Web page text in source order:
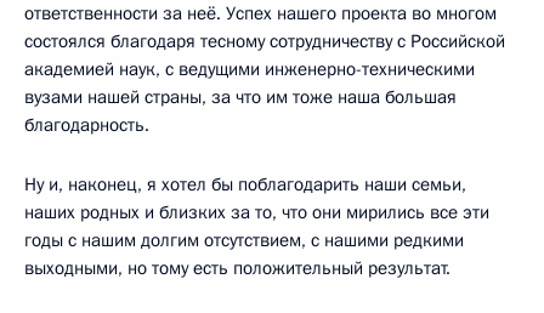
ответственности за неё. Успех нашего проекта во многом
состоялся благодаря тесному сотрудничеству с Российской
академией наук, с ведущими инженерно-техническими
вузами нашей страны, за что им тоже наша большая
благодарность.
Ну и, наконец, я хотел бы поблагодарить наши семьи,
наших родных и близких за то, что они мирились все эти
годы с нашим долгим отсутствием, с нашими редкими
выходными, но тому есть положительный результат.